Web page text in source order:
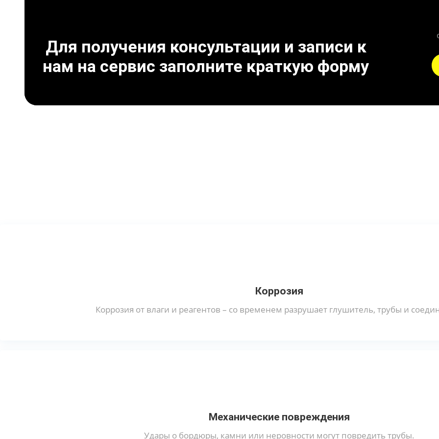
Для получения консультации и записи к
нам на сервис заполните краткую форму
Коррозия
Коррозия от влаги и реагентов – со временем разрушает глушитель, трубы и
Механические повреждения
Удары о бордюры, камни или неровности могут повредить трубы.